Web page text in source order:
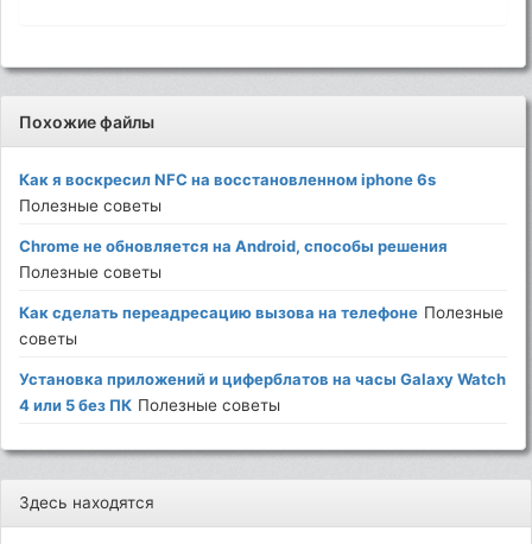
Похожие файлы
Как я воскресил NFC на восстановленном iphone 6s
Полезные советы
Chrome не обновляется на Android, способы решения
Полезные советы
Как сделать переадресацию вызова на телефоне Полезные
советы
Установка приложений и циферблатов на часы Galaxy Watch
4 или 5 без ПК Полезные советы
Здесь находятся